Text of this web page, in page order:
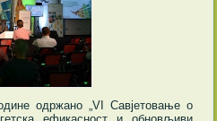
одржано „VI Савјетовање о